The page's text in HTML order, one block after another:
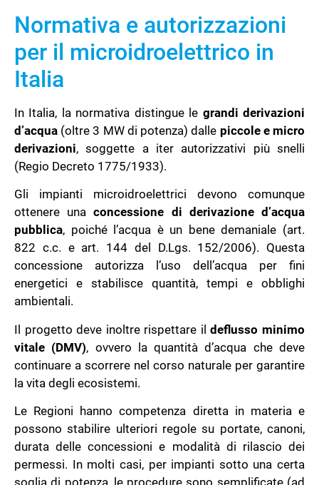
Normativa e autorizzazioni
per il microidroelettrico in
Italia
In Italia, la normativa distingue le grandi derivazioni
d’acqua (oltre 3 MW di potenza) dalle piccole e micro
derivazioni, soggette a iter autorizzativi più snelli
(Regio Decreto 1775/1933).
Gli impianti microidroelettrici devono comunque
ottenere unaconcessione di derivazione d’acqua
pubblica, poiché l’acqua è un bene demaniale (art.
822 c.c. e art. 144 del D.Lgs. 152/2006). Questa
concessione autorizza l’uso dell’acqua per fini
energetici e stabilisce quantità, tempi e obblighi
ambientali.
Il progetto deve inoltre rispettare ildeflusso minimo
vitale (DMV), ovvero la quantità d’acqua che deve
continuare a scorrere nel corso naturale per garantire
la vita degli ecosistemi.
Le Regioni hanno competenza diretta in materia e
possono stabilire ulteriori regole su portate, canoni,
durata delle concessioni e modalità di rilascio dei
permessi. In molti casi, per impianti sotto una certa